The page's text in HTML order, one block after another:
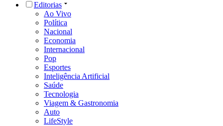
Editorias
Ao Vivo
Política
Nacional
Economia
Internacional
Pop
Esportes
Inteligência Artificial
Saúde
Tecnologia
Viagem & Gastronomia
Auto
LifeStyle